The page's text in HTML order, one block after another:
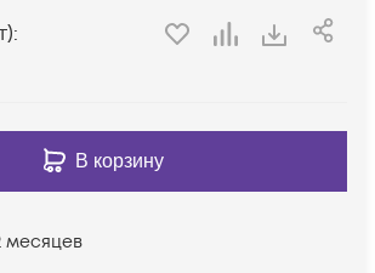
В корзину
месяцев